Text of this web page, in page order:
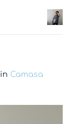
in Camasa